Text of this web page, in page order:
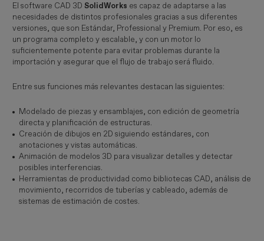
El software CAD 3DSolidWorks es capaz de adaptarse a las
necesidades de distintos profesionales gracias a sus diferentes
versiones, que son Estándar, Professional y Premium. Por eso, es
un programa completo y escalable, y con un motor lo
suficientemente potente para evitar problemas durante la
importación y asegurar que el flujo de trabajo será fluido.
Entre sus funciones más relevantes destacan las siguientes:
Modelado de piezas y ensamblajes, con edición de geometría
directa y planificación de estructuras.
Creación de dibujos en 2D siguiendo estándares, con
anotaciones y vistas automáticas.
Animación de modelos 3D para visualizar detalles y detectar
posibles interferencias.
Herramientas de productividad como bibliotecas CAD, análisis de
movimiento, recorridos de tuberías y cableado, además de
sistemas de estimación de costes.